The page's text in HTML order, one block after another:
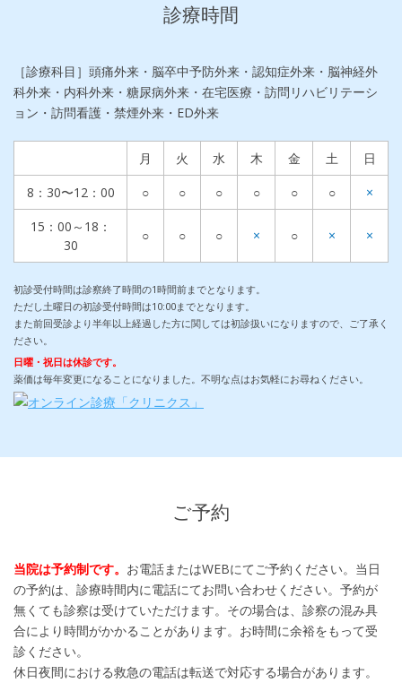
診療時間
［診療科目］頭痛外来・脳卒中予防外来・認知症外来・脳神経外
科外来・内科外来・糖尿病外来・在宅医療・訪問リハビリテーシ
ョン・訪問看護・禁煙外来・ED外来
月 火 水 木 金 土
日
8：30〜12：00
○ ○ ○ ○ ○ ○
×
15：00～18：
30
○ ○ ○ × ○ × ×
初診受付時間は診察終了時間の1時間前までとなります。
ただし土曜日の初診受付時間は10:00までとなります。
また前回受診より半年以上経過した方に関しては初診扱いになりますので、ご了承く
ださい。
日曜・祝日は休診です。
薬価は毎年変更になることになりました。不明な点はお気軽にお尋ねください。
ご予約
当院は予約制です。 お電話またはWEBにてご予約ください。当日
の予約は、診療時間内に電話にてお問い合わせください。予約が
無くても診察は受けていただけます。その場合は、診察の混み具
合により時間がかかることがあります。お時間に余裕をもって受
診ください。
休日夜間における救急の電話は転送で対応する場合があります。